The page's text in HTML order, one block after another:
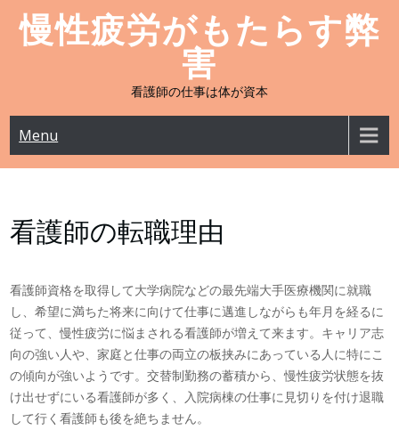
content慢性疲労がもたらす弊
害
看護師の仕事は体が資本
Menu
看護師の転職理由
看護師資格を取得して大学病院などの最先端大手医療機関に就職
し、希望に満ちた将来に向けて仕事に邁進しながらも年月を経るに
従って、慢性疲労に悩まされる看護師が増えて来ます。キャリア志
向の強い人や、家庭と仕事の両立の板挟みにあっている人に特にこ
の傾向が強いようです。交替制勤務の蓄積から、慢性疲労状態を抜
け出せずにいる看護師が多く、入院病棟の仕事に見切りを付け退職
して行く看護師も後を絶ちません。